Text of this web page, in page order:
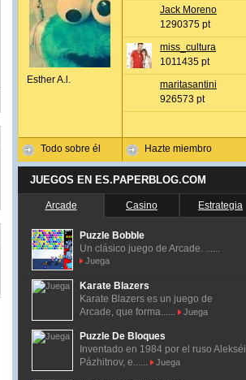
Esther A.l.
Todo sobre él
Jack Moreno
1290375 pt
miss_cultura
1011435 pt
maritasantini
926573 pt
Hazte miembro
JUEGOS EN ES.PAPERBLOG.COM
Arcade Casino Estrategia
Puzzle Bobble
Un clásico juego de Arcade. ......
Juega
Karate Blazers
Karate Blazers es un juego de
Arcade, que forma......
Juega
Puzzle De Bloques
Inventado en 1984 por el ruso Alekséi
Pázhitnov, e......
Juega